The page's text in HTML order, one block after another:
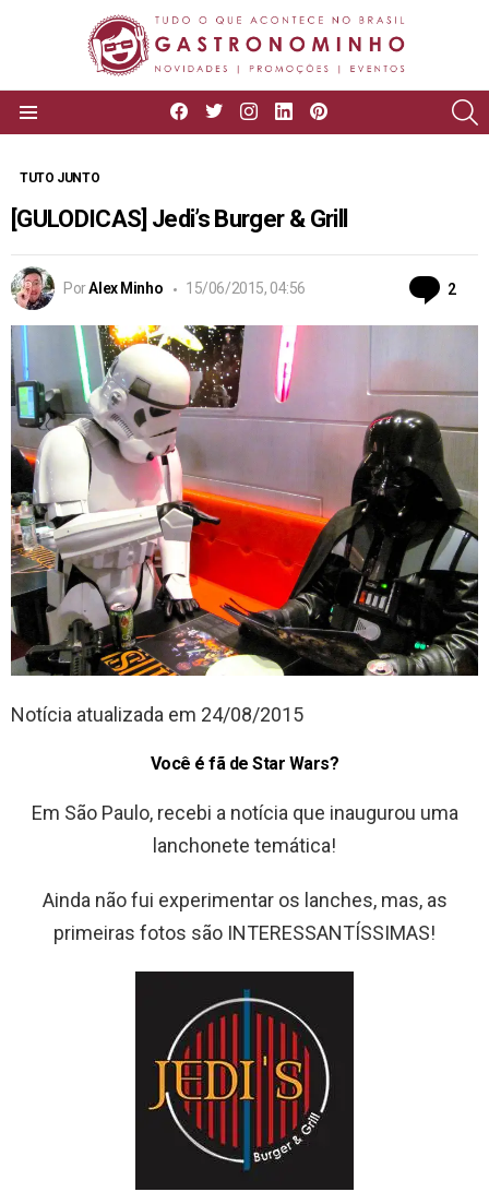
facebooktwitterinstagram
linkedin
TUTO JUNTO
[GULODICAS] Jedi’s Burger & Grill
PorAlex Minho 15/06/2015, 04:56 2
Notícia atualizada em 24/08/2015
Você é fã de Star Wars?
Em São Paulo, recebi a notícia que inaugurou uma
lanchonete temática!
Ainda não fui experimentar os lanches, mas, as
primeiras fotos são INTERESSANTÍSSIMAS!